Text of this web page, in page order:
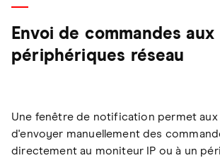
Envoi de commandes aux
périphériques réseau
Une fenêtre de notification permet aux
d'envoyer manuellement des
directement au moniteur IP ou à un